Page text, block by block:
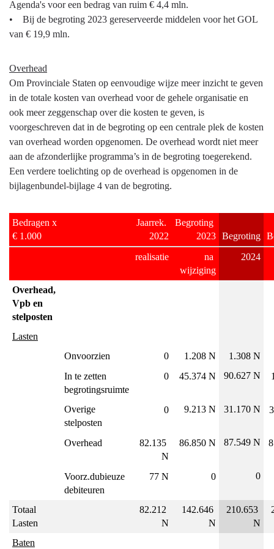
Agenda's voor een bedrag van ruim € 4,4 mln.
• Bij de begroting 2023 gereserveerde middelen voor het GOL
van € 19,9 mln.
Overhead
Om Provinciale Staten op eenvoudige wijze meer inzicht te geven
in de totale kosten van overhead voor de gehele organisatie en
ook meer zeggenschap over die kosten te geven, is
voorgeschreven dat in de begroting op een centrale plek de kosten
van overhead worden opgenomen. De overhead wordt niet meer
aan de afzonderlijke programma’s in de begroting toegerekend.
Een verdere toelichting op de overhead is opgenomen in de
bijlagenbundel-bijlage 4 van de begroting.
Bedragen x
€ 1.000
Jaarrek.
2022
Begroting
2023 Begroting
realisatie
na
wijziging
2024
Overhead,
Vpb en
stelposten
Lasten
Onvoorzien
0 1.208 N 1.308 N
In te zetten
begrotingsruimte
0 45.374 N 90.627 N
Overige
stelposten
0 9.213 N 31.170 N
Overhead
82.135
N
86.850 N 87.549 N
Voorz.dubieuze
debiteuren
77 N 0 0
Totaal
Lasten
82.212
N
142.646
N
210.653
N
Baten